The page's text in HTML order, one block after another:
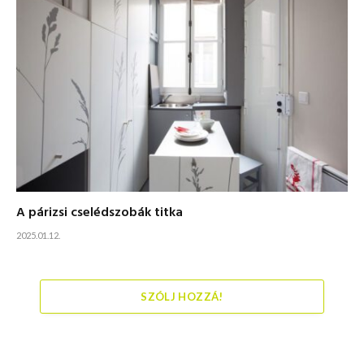
A párizsi cselédszobák titka
2025.01.12.
SZÓLJ HOZZÁ!